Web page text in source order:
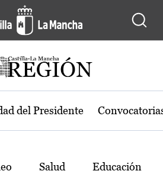
de Castilla-La
del Presidente
Salud Educación